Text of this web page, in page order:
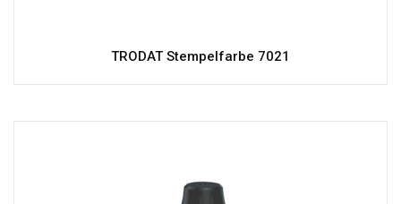
TRODAT Stempelfarbe 7021